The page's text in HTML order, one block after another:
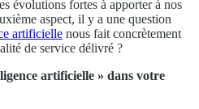
évolutions fortes à apporter à nos
aspect, il y a une question
artificielle nous fait concrètement
de service délivré ?
artificielle » dans votre